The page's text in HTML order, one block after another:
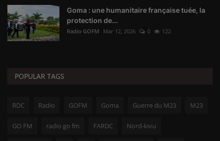
Goma : une humanitaire française tuée, la
protection de...
Radio GOFM Mar 12, 2026 0 122
POPULAR TAGS
RDC Radio GOFM Goma Guerre du M23 M23
GO FM radio go fm FARDC Nord-kivu